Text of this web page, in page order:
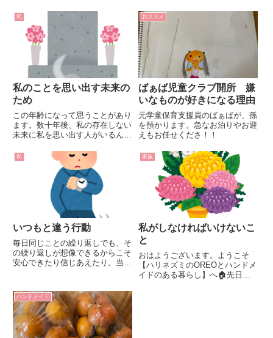
すよ！！
は・・・。茶色い物です。10月
２５日（火）の次男家族のための
持ち帰りご飯１０月２５日★唐揚
げ★餃子★ブロッコリー＆コーン
のゴ...
私
私のことを思い出す未来の
ため
この年齢になって思うことがあり
ます。数十年後、私の存在しない
未来に私を思い出す人がいるんだ
OREOママもう４７歳か。！！
OREOママまだ５０前よ！！時と
場合によって、しかも自分の気分
で、自分の都合よく使い分けてま
おススメ
ばぁば児童クラブ開所 嫌
いなものが好きになる理由
元学童保育支援員のばぁばが、孫
を預かります。急なお泊りやお迎
えもお任せくださ！！
私
いつもと違う行動
毎日同じことの繰り返しでも、そ
の繰り返しが想像できるからこそ
安心できたり信じあえたり。当た
家族
私がしなければいけないこ
と
おはようございます。ようこそ
【ハリネズミのOREOとハンドメ
イドのある暮らし】へ🏠先日お
ハンドメイド